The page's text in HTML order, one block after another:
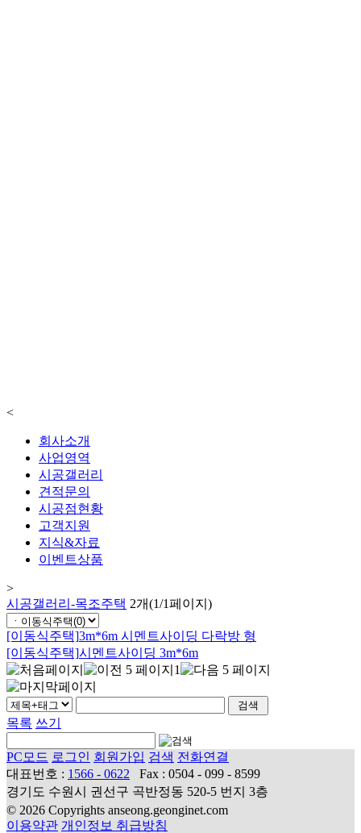
<
회사소개
사업영역
시공갤러리
견적문의
시공점현황
고객지원
지식&자료
이벤트상품
>
시공갤러리-목조주택 2개(1/1페이지)
[이동식주택]3m*6m 시멘트사이딩 다락방 형
[이동식주택]시멘트사이딩 3m*6m
1
목록 쓰기
PC모드 로그인 회원가입 검색 전화연결
대표번호 : 1566 - 0622
Fax : 0504 - 099 - 8599
경기도 수원시 권선구 곡반정동 520-5 번지 3층
© 2026 Copyrights anseong.geonginet.com
이용약관 개인정보 취급방침